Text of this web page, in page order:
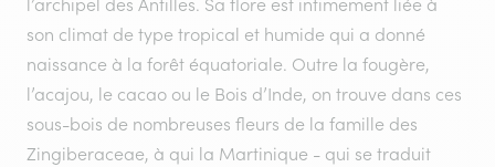
l’archipel des Antilles. Sa flore est intimement liée à
son climat de type tropical et humide qui a donné
naissance à la forêt équatoriale. Outre la fougère,
l’acajou, le cacao ou le Bois d’Inde, on trouve dans ces
sous-bois de nombreuses fleurs de la famille des
Zingiberaceae, à qui la Martinique - qui se traduit